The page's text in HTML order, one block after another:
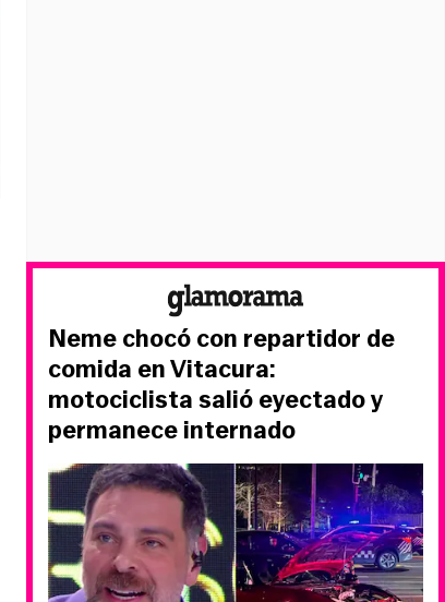
Neme chocó con repartidor de
comida en Vitacura:
motociclista salió eyectado y
permanece internado